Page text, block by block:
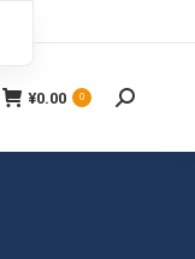
¥0.00 0
搜